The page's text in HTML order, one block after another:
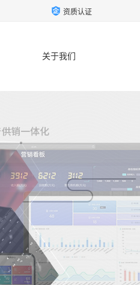
资质认证
关于我们